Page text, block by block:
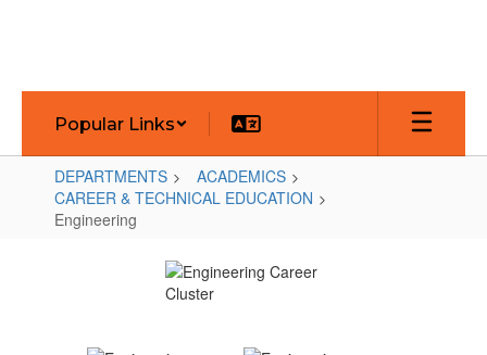
Popular Links
DEPARTMENTS
ACADEMICS
CAREER & TECHNICAL EDUCATION
Engineering
Engineering